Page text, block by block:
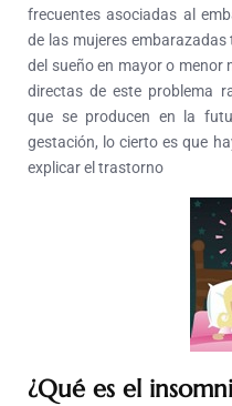
frecuentes asociadas al
de las mujeres
del sueño en mayor o menor
directas de este problema
que se producen en la
gestación, lo cierto es que
explicar el trastorno
¿Qué es el